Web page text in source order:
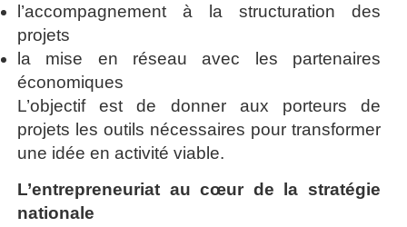
l’accompagnement à la structuration des
projets
la mise en réseau avec les partenaires
économiques
L’objectif est de donner aux porteurs de
projets les outils nécessaires pour transformer
une idée en activité viable.
L’entrepreneuriat au cœur de la stratégie
nationale